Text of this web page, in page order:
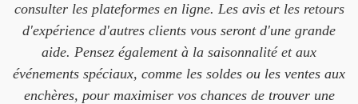
consulter les plateformes en ligne. Les avis et les retours
d'expérience d'autres clients vous seront d'une grande
aide. Pensez également à la saisonnalité et aux
événements spéciaux, comme les soldes ou les ventes aux
enchères, pour maximiser vos chances de trouver une